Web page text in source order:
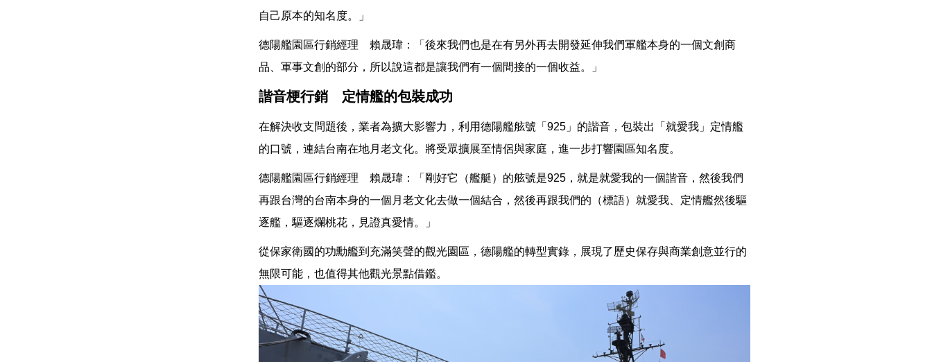
自己原本的知名度。」
德陽艦園區行銷經理 賴晟瑋：「後來我們也是在有另外再去開發延伸我們軍艦本身的一個文創商
品、軍事文創的部分，所以說這都是讓我們有一個間接的一個收益。」
諧音梗行銷 定情艦的包裝成功
在解決收支問題後，業者為擴大影響力，利用德陽艦舷號「925」的諧音，包裝出「就愛我」定情艦
的口號，連結台南在地月老文化。將受眾擴展至情侶與家庭，進一步打響園區知名度。
德陽艦園區行銷經理 賴晟瑋：「剛好它（艦艇）的舷號是925，就是就愛我的一個諧音，然後我們
再跟台灣的台南本身的一個月老文化去做一個結合，然後再跟我們的（標語）就愛我、定情艦然後驅
逐艦，驅逐爛桃花，見證真愛情。」
從保家衛國的功勳艦到充滿笑聲的觀光園區，德陽艦的轉型實錄，展現了歷史保存與商業創意並行的
無限可能，也值得其他觀光景點借鑑。